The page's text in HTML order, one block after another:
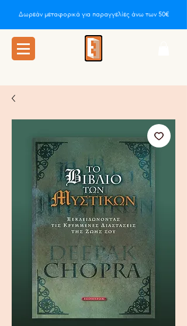
Δωρεάν μεταφορικά για παραγγελίες άνω των 50€